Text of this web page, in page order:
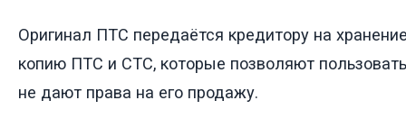
Оригинал ПТС передаётся кредитору на
копию ПТС и СТС, которые позволяют
не дают права на его продажу.